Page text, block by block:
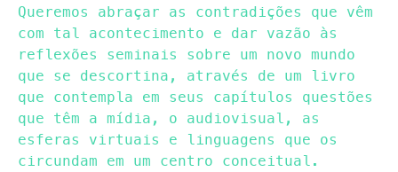
Queremos abraçar as contradições que vêm
com tal acontecimento e dar vazão às
reflexões seminais sobre um novo mundo
que se descortina, através de um livro
que contempla em seus capítulos questões
que têm a mídia, o audiovisual, as
esferas virtuais e linguagens que os
circundam em um centro conceitual.